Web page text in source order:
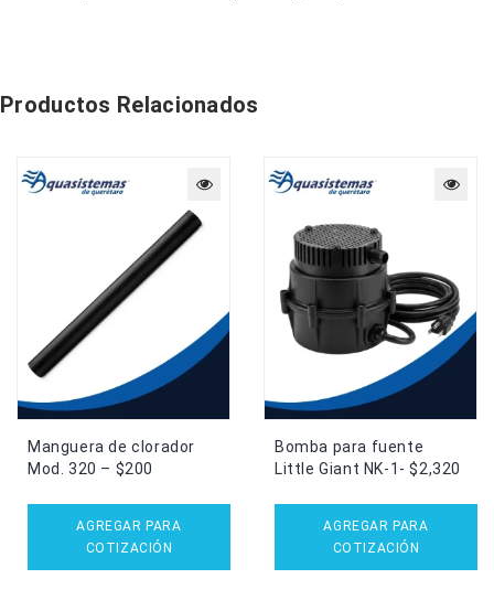
Productos Relacionados
Manguera de clorador
Mod. 320 – $200
AGREGAR PARA
COTIZACIÓN
Bomba para fuente
Little Giant NK-1- $2,320
AGREGAR PARA
COTIZACIÓN